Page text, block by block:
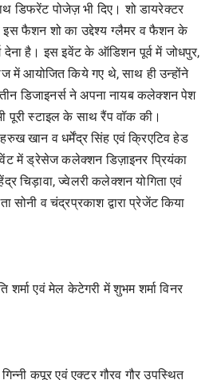
डिफरेंट पोजेज़ भी दिए। शो डायरेक्टर
इस फैशन शो का उद्देश्य ग्लैमर व फैशन के
देना है। इस इवेंट के ऑडिशन पूर्व में जोधपुर,
में आयोजित किये गए थे, साथ ही उन्होंने
डिजाइनर्स ने अपना नायब कलेक्शन पेश
पूरी स्टाइल के साथ रैंप वॉक की।
खान व धर्मेंद्र सिंह एवं क्रिएटिव हेड
में ड्रेसेज कलेक्शन डिज़ाइनर प्रियंका
चिड़ावा, ज्वेलरी कलेक्शन योगिता एवं
व चंद्रप्रकाश द्वारा प्रेजेंट किया
शर्मा एवं मेल केटेगरी में शुभम शर्मा विनर
कपूर एवं एक्टर गौरव गौर उपस्थित